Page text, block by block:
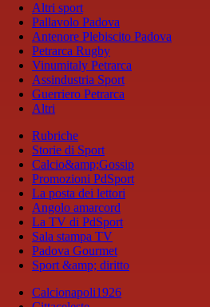
Altri sport
Pallavolo Padova
Antenore Plebiscito Padova
Petrarca Rugby
Vinumitaly Petrarca
Assindustria Sport
Guerriero Petrarca
Altri
Rubriche
Storie di Sport
Calcio&amp;Gossip
Promozioni PdSport
La posta dei lettori
Angolo amarcord
La TV di PdSport
Sala stampa TV
Padova Gourmet
Sport &amp; diritto
Calcionapoli1926